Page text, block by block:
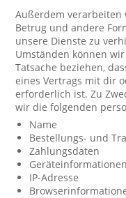
Außerdem verarbeiten
Betrug und andere
unsere Dienste zu
Umständen können
Tatsache beziehen,
eines Vertrags mit dir
erforderlich ist. Zu
wir die folgenden
Name
Bestellungs- und
Zahlungsdaten
Geräteinformationen
IP-Adresse